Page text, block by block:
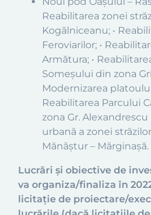
Reabilitarea zonei
Kogălniceanu; •
Feroviarilor; •
Armătura; •
Someşului din zona
Modernizarea
Reabilitarea Parcului
zona Gr. Alexandrescu
urbană a zonei
Mănăştur – Mărginaşă.
Lucrări și obiective de
va organiza/finaliza în
licitaţie de proiectare/